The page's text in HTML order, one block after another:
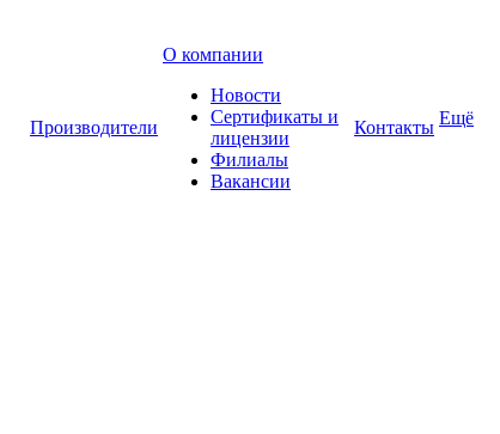
Производители
О компании
Новости
Сертификаты и
лицензии
Филиалы
Вакансии
Контакты Ещё